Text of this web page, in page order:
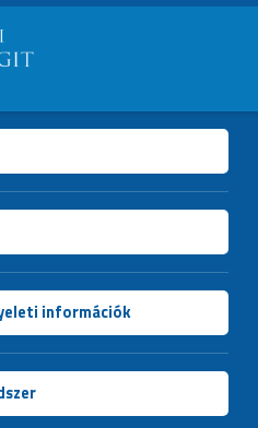
információk